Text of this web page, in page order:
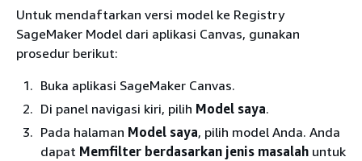
Untuk mendaftarkan versi model ke Registry
SageMaker Model dari aplikasi Canvas, gunakan
prosedur berikut:
Buka aplikasi SageMaker Canvas.
Di panel navigasi kiri, pilih Model saya.
Pada halaman Model saya, pilih model Anda. Anda
dapat Memfilter berdasarkan jenis masalah untuk